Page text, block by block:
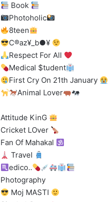
Book
Photoholic
8teen
C®az¥_b●¥
Respect For All
Medical $tudent
First Cry On 21th January
Animal Lover
Attitude KinG
Cricket LOver
Fan Of Mahakal
Travel
edico..
Photography
Moj MASTI